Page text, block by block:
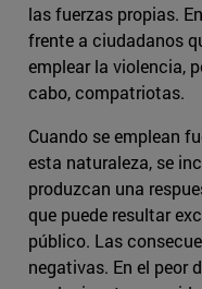
las fuerzas propias.
frente a ciudadanos
emplear la violencia,
cabo, compatriotas.
Cuando se emplean
esta naturaleza, se
produzcan una
que puede resultar
público. Las
negativas. En el peor